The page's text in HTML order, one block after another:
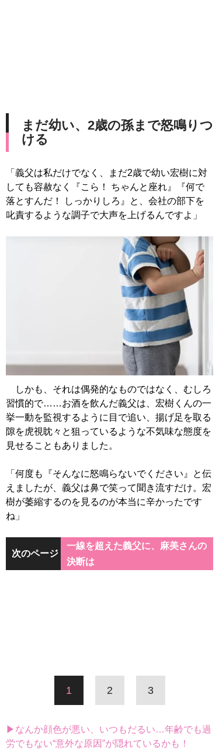
まだ幼い、2歳の孫まで怒鳴りつ
ける
「義父は私だけでなく、まだ2歳で幼い宏樹に対
しても容赦なく『こら！ ちゃんと座れ』『何で
落とすんだ！ しっかりしろ』と、会社の部下を
叱責するような調子で大声を上げるんですよ」
しかも、それは偶発的なものではなく、むしろ
習慣的で……お酒を飲んだ義父は、宏樹くんの一
挙一動を監視するように目で追い、揚げ足を取る
隙を虎視眈々と狙っているような不気味な態度を
見せることもありました。
「何度も『そんなに怒鳴らないでください』と伝
えましたが、義父は鼻で笑って聞き流すだけ。宏
樹が萎縮するのを見るのが本当に辛かったです
ね」
次のページ
一線を超えた義父に、麻美さんの
決断は
1 2 3
▶なんか顔色が悪い、いつもだるい…年齢でも過
労でもない“意外な原因”が隠れているかも！